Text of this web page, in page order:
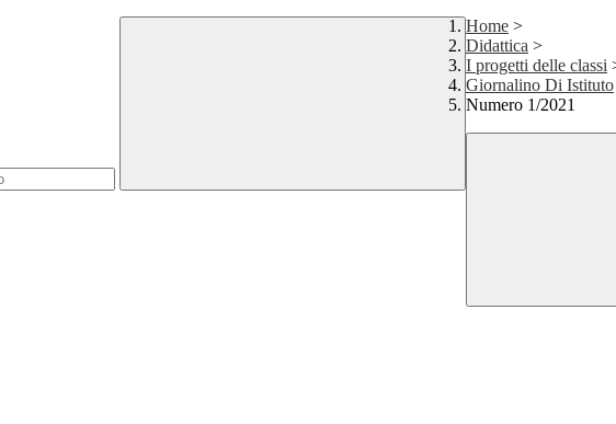
Home >
Didattica >
I progetti delle classi
Giornalino Di Istituto
Numero 1/2021